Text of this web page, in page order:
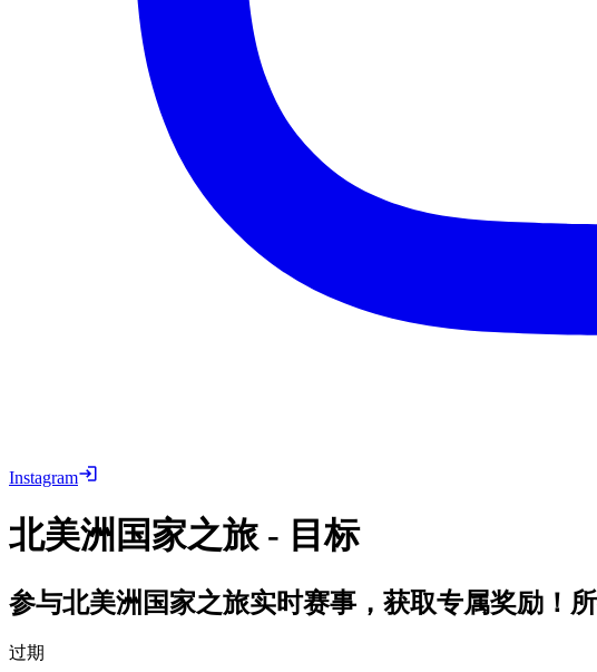
Instagram
北美洲国家之旅 - 目标
参与北美洲国家之旅实时赛事，获取专属奖励！
过期